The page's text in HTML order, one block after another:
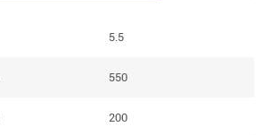
5.5
550
200